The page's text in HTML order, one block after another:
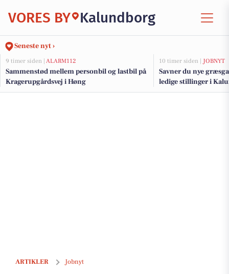
VORES BY Kalundborg
Seneste nyt ›
9 timer siden | ALARM112
Sammenstød mellem personbil og lastbil på
Kragerupgårdsvej i Høng
10 timer siden | JOBNYT
Savner du nye
ledige stillinger i
ARTIKLER Jobnyt
Bliv teknisk isolatør hos JKS i Kalundborg med mulighed for